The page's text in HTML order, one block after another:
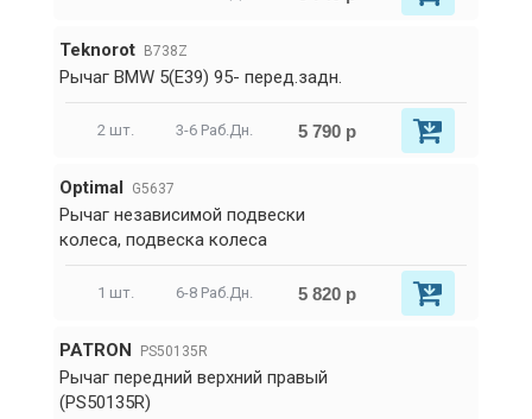
Teknorot B738Z
Рычаг BMW 5(E39) 95- перед.задн.
2 шт. 3-6 Раб.Дн. 5 790 р
Optimal G5637
Рычаг независимой подвески
колеса, подвеска колеса
1 шт. 6-8 Раб.Дн. 5 820 р
PATRON PS50135R
Рычаг передний верхний правый
(PS50135R)